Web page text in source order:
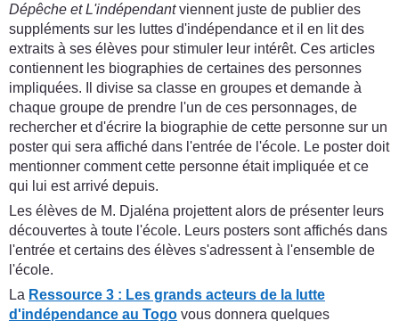
Dépêche et L'indépendantviennent juste de publier des
suppléments sur les luttes d'indépendance et il en lit des
extraits à ses élèves pour stimuler leur intérêt. Ces articles
contiennent les biographies de certaines des personnes
impliquées. Il divise sa classe en groupes et demande à
chaque groupe de prendre l'un de ces personnages, de
rechercher et d'écrire la biographie de cette personne sur un
poster qui sera affiché dans l'entrée de l'école. Le poster doit
mentionner comment cette personne était impliquée et ce
qui lui est arrivé depuis.
Les élèves de M. Djaléna projettent alors de présenter leurs
découvertes à toute l'école. Leurs posters sont affichés dans
l'entrée et certains des élèves s'adressent à l'ensemble de
l'école.
La Ressource 3 : Les grands acteurs de la lutte
d'indépendance au Togo vous donnera quelques